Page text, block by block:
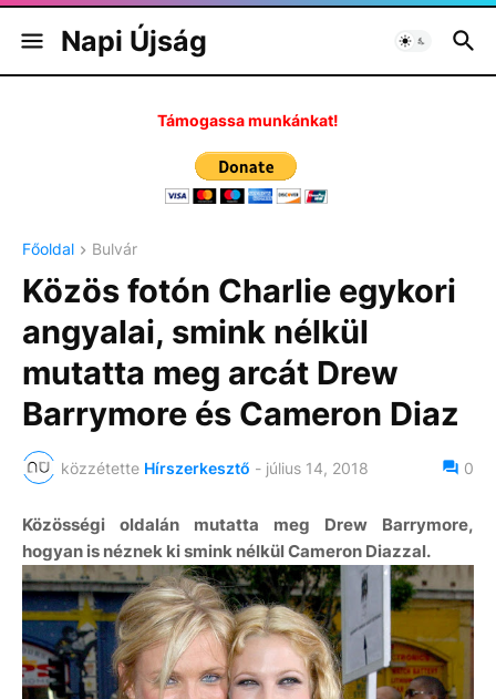
Napi Újság
Támogassa munkánkat!
Főoldal Bulvár
Közös fotón Charlie egykori
angyalai, smink nélkül
mutatta meg arcát Drew
Barrymore és Cameron Diaz
közzétette Hírszerkesztő - július 14, 2018 0
Közösségi oldalán mutatta meg Drew Barrymore,
hogyan is néznek ki smink nélkül Cameron Diazzal.